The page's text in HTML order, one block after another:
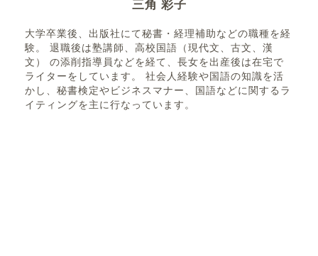
三角 彩子
大学卒業後、出版社にて秘書・経理補助などの職種を経
験。 退職後は塾講師、高校国語（現代文、古文、漢
文） の添削指導員などを経て、長女を出産後は在宅で
ライターをしています。 社会人経験や国語の知識を活
かし、秘書検定やビジネスマナー、国語などに関するラ
イティングを主に行なっています。